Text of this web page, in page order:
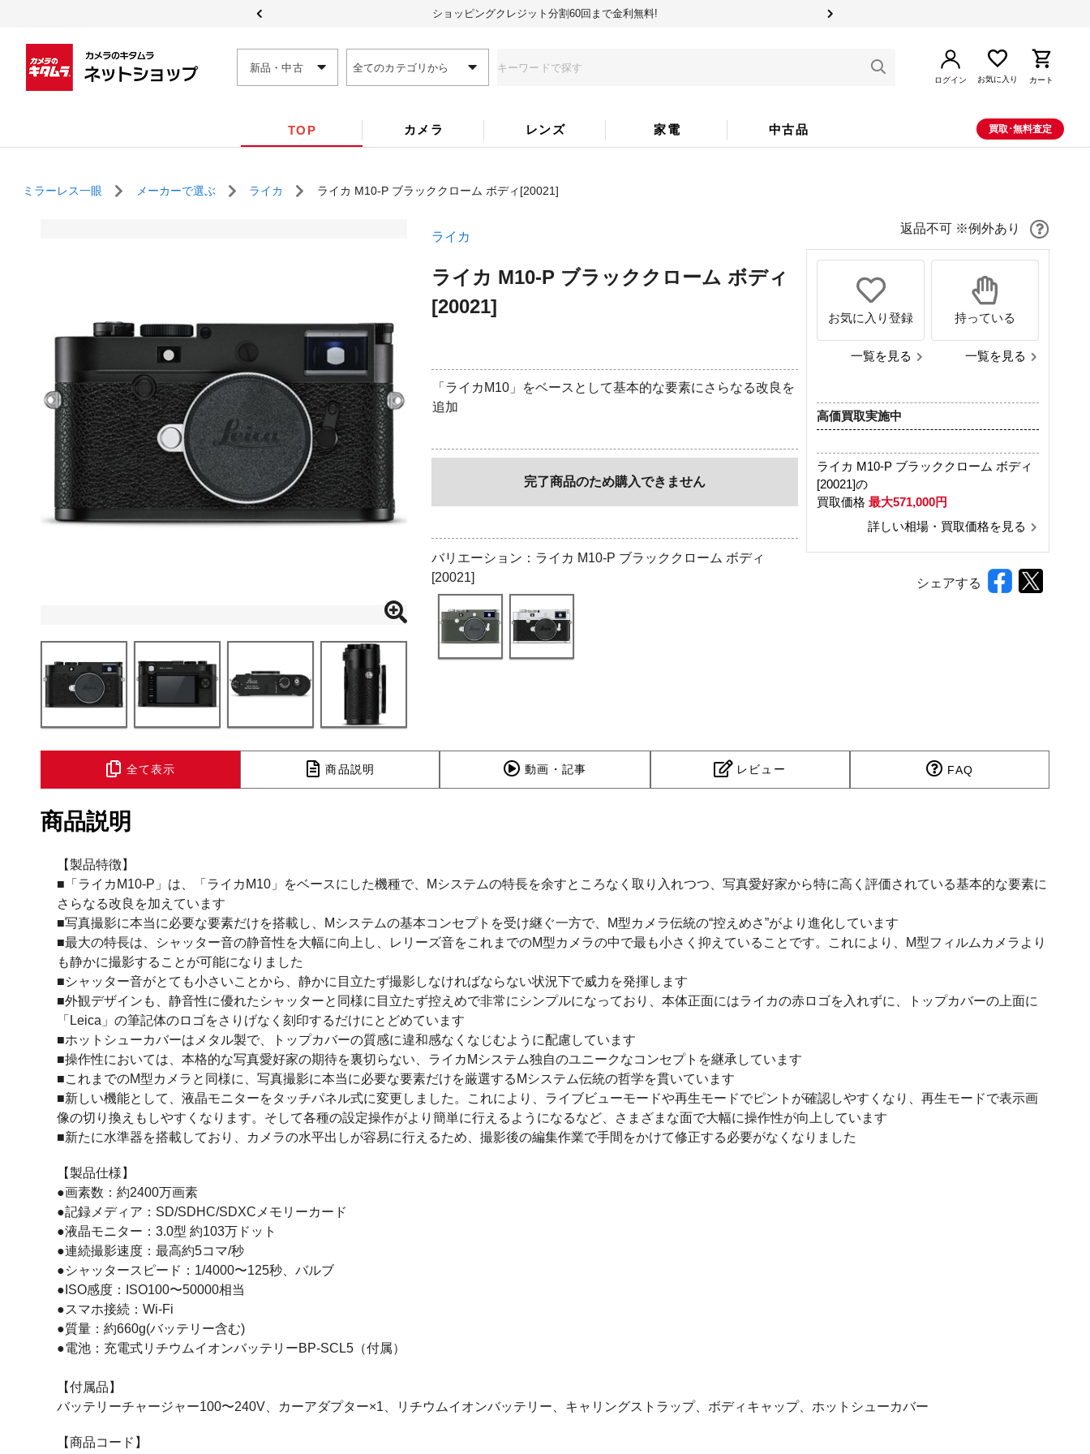
ショッピングクレジット分割60回まで金利無料!
新品・中古 全てのカテゴリから
ログイン お気に入り カート
TOP カメラ レンズ 家電 中古品 買取･無料査定
ミラーレス一眼 メーカーで選ぶ ライカ ライカ M10-P ブラッククローム ボディ[20021]
ライカ
ライカ M10-P ブラッククローム ボディ
[20021]
「ライカM10」をベースとして基本的な要素にさらなる改良を
追加
完了商品のため購入できません
バリエーション：ライカ M10-P ブラッククローム ボディ
[20021]
返品不可 ※例外あり
お気に入り登録
一覧を見る
持っている
一覧を見る
高価買取実施中
ライカ M10-P ブラッククローム ボディ
[20021]の
買取価格 最大571,000円
詳しい相場・買取価格を見る
シェアする
全て表示 商品説明 動画・記事 レビュー FAQ
商品説明
【製品特徴】
■「ライカM10-P」は、「ライカM10」をベースにした機種で、Mシステムの特長を余すところなく取り入れつつ、写真愛好家から特に高く評価されている基本的な要素に
さらなる改良を加えています
■写真撮影に本当に必要な要素だけを搭載し、Mシステムの基本コンセプトを受け継ぐ一方で、M型カメラ伝統の“控えめさ”がより進化しています
■最大の特長は、シャッター音の静音性を大幅に向上し、レリーズ音をこれまでのM型カメラの中で最も小さく抑えていることです。これにより、M型フィルムカメラより
も静かに撮影することが可能になりました
■シャッター音がとても小さいことから、静かに目立たず撮影しなければならない状況下で威力を発揮します
■外観デザインも、静音性に優れたシャッターと同様に目立たず控えめで非常にシンプルになっており、本体正面にはライカの赤ロゴを入れずに、トップカバーの上面に
「Leica」の筆記体のロゴをさりげなく刻印するだけにとどめています
■ホットシューカバーはメタル製で、トップカバーの質感に違和感なくなじむように配慮しています
■操作性においては、本格的な写真愛好家の期待を裏切らない、ライカMシステム独自のユニークなコンセプトを継承しています
■これまでのM型カメラと同様に、写真撮影に本当に必要な要素だけを厳選するMシステム伝統の哲学を貫いています
■新しい機能として、液晶モニターをタッチパネル式に変更しました。これにより、ライブビューモードや再生モードでピントが確認しやすくなり、再生モードで表示画
像の切り換えもしやすくなります。そして各種の設定操作がより簡単に行えるようになるなど、さまざまな面で大幅に操作性が向上しています
■新たに水準器を搭載しており、カメラの水平出しが容易に行えるため、撮影後の編集作業で手間をかけて修正する必要がなくなりました
【製品仕様】
●画素数：約2400万画素
●記録メディア：SD/SDHC/SDXCメモリーカード
●液晶モニター：3.0型 約103万ドット
●連続撮影速度：最高約5コマ/秒
●シャッタースピード：1/4000〜125秒、バルブ
●ISO感度：ISO100〜50000相当
●スマホ接続：Wi-Fi
●質量：約660g(バッテリー含む)
●電池：充電式リチウムイオンバッテリーBP-SCL5（付属）
【付属品】
バッテリーチャージャー100〜240V、カーアダプター×1、リチウムイオンバッテリー、キャリングストラップ、ボディキャップ、ホットシューカバー
【商品コード】